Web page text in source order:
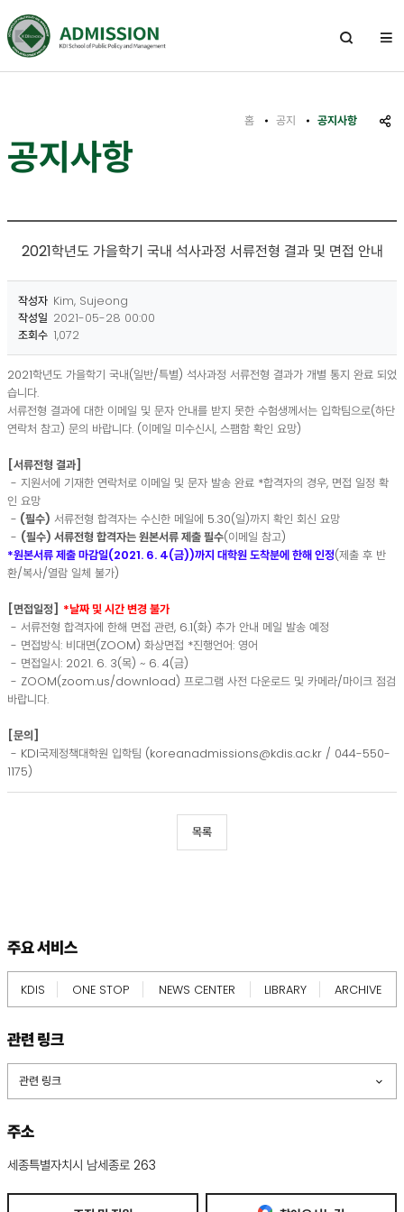
열
전
체
메
공지사항
홈 공지 공지사항
2021학년도 가을학기 국내 석사과정 서류전형 결과 및 면접 안내
작성자 Kim, Sujeong
작성일 2021-05-28 00:00
조회수 1,072
2021학년도 가을학기 국내(일반/특별) 석사과정 서류전형 결과가 개별 통지 완료 되었
습니다.
서류전형 결과에 대한 이메일 및 문자 안내를 받지 못한 수험생께서는 입학팀으로(하단
연락처 참고) 문의 바랍니다. (이메일 미수신시, 스팸함 확인 요망)
[서류전형 결과]
- 지원서에 기재한 연락처로 이메일 및 문자 발송 완료 *합격자의 경우, 면접 일정 확
인 요망
- (필수) 서류전형 합격자는 수신한 메일에 5.30(일)까지 확인 회신 요망
- (필수) 서류전형 합격자는 원본서류 제출 필수(이메일 참고)
*원본서류 제출 마감일(2021. 6. 4(금))까지 대학원 도착분에 한해 인정(제출 후 반
환/복사/열람 일체 불가)
[면접일정] *날짜 및 시간 변경 불가
- 서류전형 합격자에 한해 면접 관련, 6.1(화) 추가 안내 메일 발송 예정
- 면접방식: 비대면(ZOOM) 화상면접 *진행언어: 영어
- 면접일시: 2021. 6. 3(목) ~ 6. 4(금)
- ZOOM(zoom.us/download) 프로그램 사전 다운로드 및 카메라/마이크 점검
바랍니다.
[문의]
- KDI국제정책대학원 입학팀 (koreanadmissions@kdis.ac.kr / 044-550-
1175)
목록
주요 서비스
KDIS ONE STOP NEWS CENTER LIBRARY ARCHIVE
관련 링크
관련 링크
주소
세종특별자치시 남세종로 263